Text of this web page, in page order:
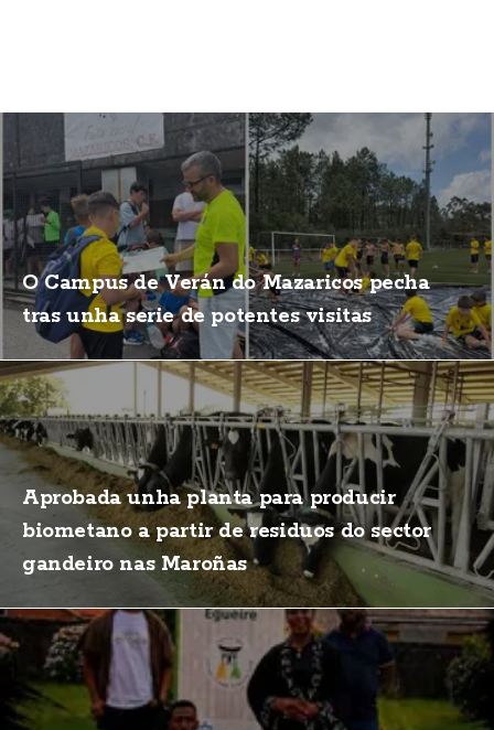
O Campus de Verán do Mazaricos pecha
tras unha serie de potentes visitas
Aprobada unha planta para producir
biometano a partir de residuos do sector
gandeiro nas Maroñas